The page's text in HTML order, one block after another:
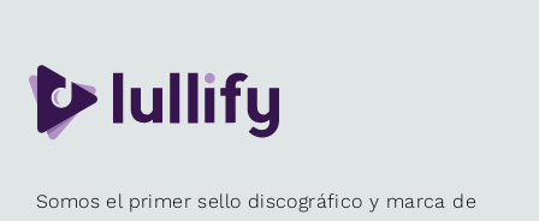
Somos el primer sello discográfico y marca de